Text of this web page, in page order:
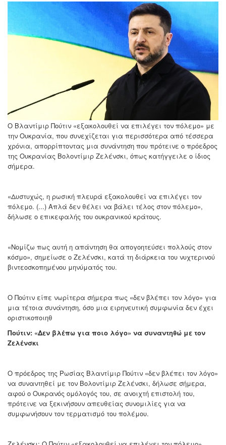
w05-205603Zelensky31442285.jpg
Ο Βλαντίμιρ Πούτιν «εξακολουθεί να επιλέγει τον πόλεμο» με
την Ουκρανία, που συνεχίζεται για περισσότερα από τέσσερα
χρόνια, απορρίπτοντας μια συνάντηση που πρότεινε ο πρόεδρος
της Ουκρανίας Βολοντίμιρ Ζελένσκι, όπως κατήγγειλε ο ίδιος
σήμερα.
«Δυστυχώς, η ρωσική πλευρά εξακολουθεί να επιλέγει τον
πόλεμο. (...) Απλά δεν θέλει να βάλει τέλος στον πόλεμο»,
δήλωσε ο επικεφαλής του ουκρανικού κράτους.
«Νομίζω πως αυτή η απάντηση θα απογοητεύσει πολλούς στον
κόσμο», σημείωσε ο Ζελένσκι, κατά τη διάρκεια του νυχτερινού
βιντεοσκοπημένου μηνύματός του.
Ο Πούτιν είπε νωρίτερα σήμερα πως «δεν βλέπει τον λόγο» για
μια τέτοια συνάντηση, όσο μια ειρηνευτική συμφωνία δεν έχει
οριστικοποιηθ
Πούτιν: «Δεν βλέπω για ποιο λόγο» να συναντηθώ με τον
Ζελένσκι
Ο πρόεδρος της Ρωσίας Βλαντίμιρ Πούτιν «δεν βλέπει τον λόγο»
να συναντηθεί με τον Βολοντίμιρ Ζελένσκι, δήλωσε σήμερα,
αφού ο Ουκρανός ομόλογός του, σε ανοιχτή επιστολή του,
πρότεινε να ξεκινήσουν απευθείας συνομιλίες για να
συμφωνήσουν τον τερματισμό του πολέμου.